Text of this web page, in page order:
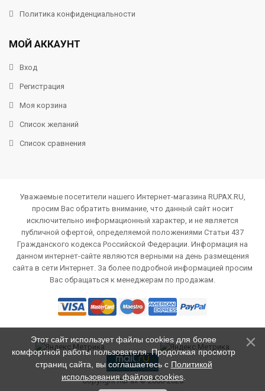
Политика конфиденциальности
МОЙ АККАУНТ
Вход
Регистрация
Моя корзина
Список желаний
Список сравнения
Уважаемые посетители нашего Интернет-магазина RUPAX.RU,
просим Вас обратить внимание, что данный сайт носит
исключительно информационный характер, и не является
публичной офертой, определяемой положениями Статьи 437
Гражданского кодекса Российской Федерации. Информация на
данном интернет-сайте являются верными на день размещения
сайта в сети Интернет. За более подробной информацией просим
Вас обращаться к менеджерам по продажам.
Copyright RuPax © 2008-2026
Этот сайт использует файлы cookies для более
комфортной работы пользователя. Продолжая просмотр
страниц сайта, вы соглашаетесь с Политикой
использования файлов cookies